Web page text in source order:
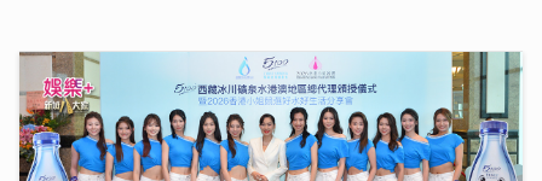
鄺美雲 親赴5100米西藏高山考察 攜12位2026 香港小
姐 候選佳麗亮相 傳授「水中黃金」美顏秘訣
30/07/2026